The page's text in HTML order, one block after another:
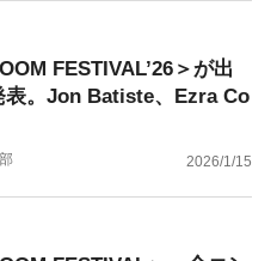
FESTIVAL’26＞が出
表。Jon Batiste、Ezra Co
2026/1/15